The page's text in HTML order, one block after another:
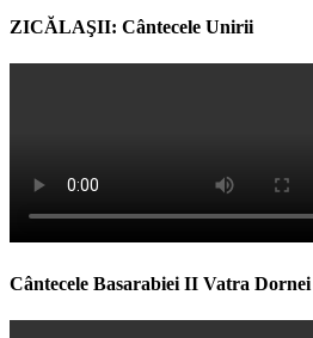
ZICĂLAŞII: Cântecele Unirii
Cântecele Basarabiei II Vatra Dornei